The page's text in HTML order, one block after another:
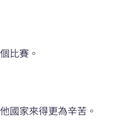
比賽。
國家來得更為辛苦。